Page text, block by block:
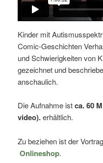
Kinder mit
Comic-Geschichten
und Schwierigkeiten von
gezeichnet und
anschaulich.
Die Aufnahme istca. 60
video).erhältlich.
Zu beziehen ist der
Onlineshop.